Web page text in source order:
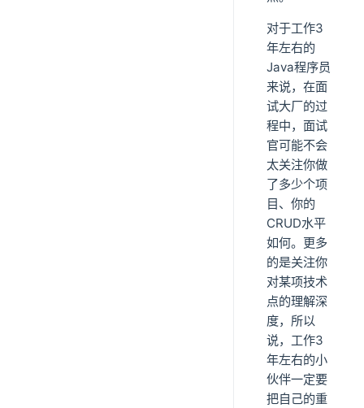
对于工作3
年左右的
Java程序员
来说，在面
试大厂的过
程中，面试
官可能不会
太关注你做
了多少个项
目、你的
CRUD水平
如何。更多
的是关注你
对某项技术
点的理解深
度，所以
说，工作3
年左右的小
伙伴一定要
把自己的重